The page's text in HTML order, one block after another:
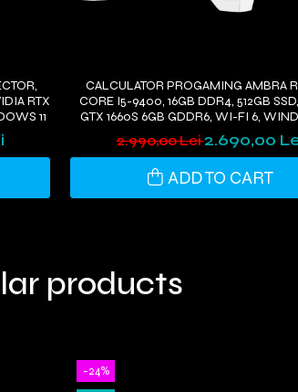
RTX
11
CALCULATOR PROGAMING AMBRA
CORE I5-9400, 16GB DDR4, 512GB
GTX 1660S 6GB GDDR6, WI-FI 6,
2.990,00 Lei2.690,00
ADD TO CART
products
-24%